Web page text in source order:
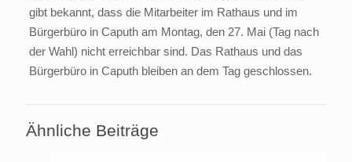
gibt bekannt, dass die Mitarbeiter im Rathaus und im
Bürgerbüro in Caputh am Montag, den 27. Mai (Tag nach
der Wahl) nicht erreichbar sind. Das Rathaus und das
Bürgerbüro in Caputh bleiben an dem Tag geschlossen.
Ähnliche Beiträge